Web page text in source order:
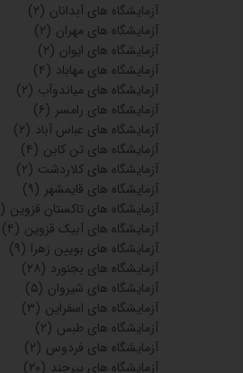
آزمایشگاه های آبدانان (۲)
آزمایشگاه های مهران (۲)
آزمایشگاه های ایوان (۲)
آزمایشگاه های مهاباد (۴)
آزمایشگاه های میاندوآب (۲)
آزمایشگاه های رامسر (۶)
آزمایشگاه های عباس آباد (۲)
آزمایشگاه های تن کابن (۴)
آزمایشگاه های کلاردشت (۲)
آزمایشگاه های قایمشهر (۹)
آزمایشگاه های تاکستان قزوین (۷)
آزمایشگاه های آبیک قزوین (۴)
آزمایشگاه های بویین زهرا (۹)
آزمایشگاه های بجنورد (۲۸)
آزمایشگاه های شیروان (۵)
آزمایشگاه های اسفراین (۳)
آزمایشگاه های طبس (۲)
آزمایشگاه های فردوس (۲)
آزمایشگاه های بیرجند (۲۰)